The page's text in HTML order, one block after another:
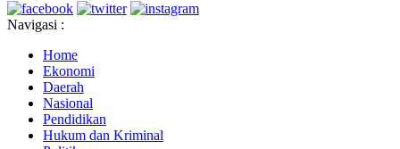
Navigasi :
Home
Ekonomi
Daerah
Nasional
Pendidikan
Hukum dan Kriminal